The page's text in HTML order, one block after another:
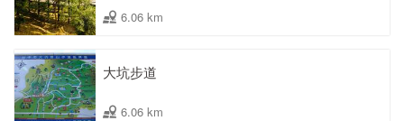
6.06 km
大坑步道
6.06 km